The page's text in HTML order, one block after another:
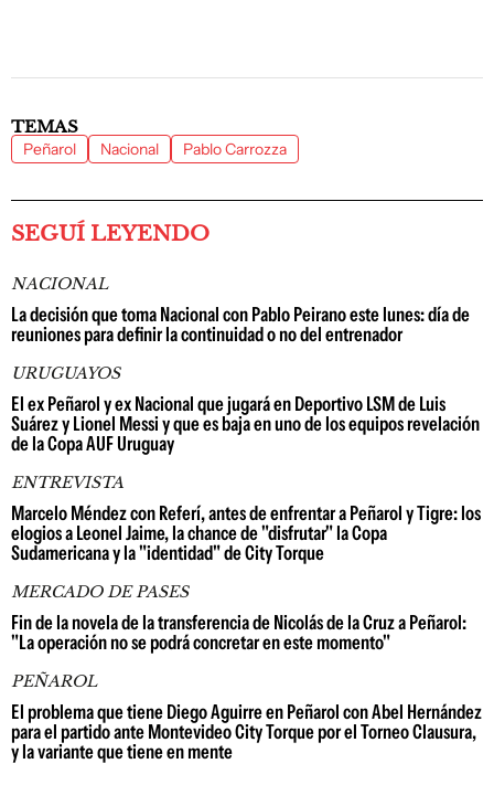
TEMAS
Peñarol Nacional Pablo Carrozza
SEGUÍ LEYENDO
NACIONAL
La decisión que toma Nacional con Pablo Peirano este lunes: día de
reuniones para definir la continuidad o no del entrenador
URUGUAYOS
El ex Peñarol y ex Nacional que jugará en Deportivo LSM de Luis
Suárez y Lionel Messi y que es baja en uno de los equipos revelación
de la Copa AUF Uruguay
ENTREVISTA
Marcelo Méndez con Referí, antes de enfrentar a Peñarol y Tigre: los
elogios a Leonel Jaime, la chance de "disfrutar" la Copa
Sudamericana y la "identidad" de City Torque
MERCADO DE PASES
Fin de la novela de la transferencia de Nicolás de la Cruz a Peñarol:
"La operación no se podrá concretar en este momento"
PEÑAROL
El problema que tiene Diego Aguirre en Peñarol con Abel Hernández
para el partido ante Montevideo City Torque por el Torneo Clausura,
y la variante que tiene en mente